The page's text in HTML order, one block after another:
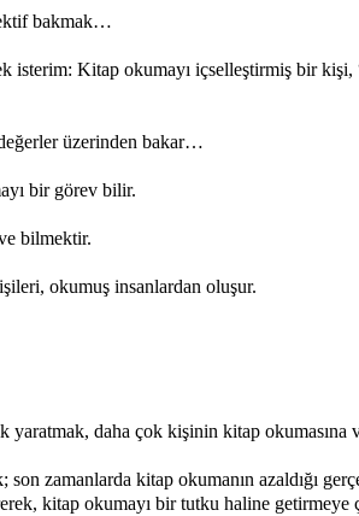
bakmak…
isterim: Kitap okumayı içselleştirmiş bir kişi,
üzerinden bakar…
bir görev bilir.
bilmektir.
okumuş insanlardan oluşur.
yaratmak, daha çok kişinin kitap okumasına
zamanlarda kitap okumanın azaldığı
kitap okumayı bir tutku haline getirmeye